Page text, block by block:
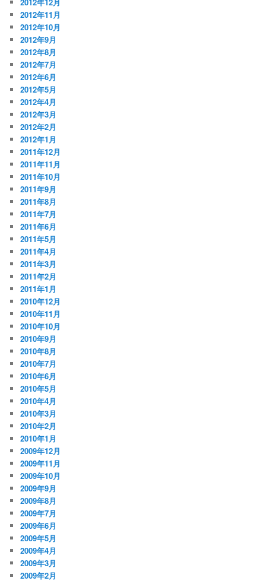
2012年12月
2012年11月
2012年10月
2012年9月
2012年8月
2012年7月
2012年6月
2012年5月
2012年4月
2012年3月
2012年2月
2012年1月
2011年12月
2011年11月
2011年10月
2011年9月
2011年8月
2011年7月
2011年6月
2011年5月
2011年4月
2011年3月
2011年2月
2011年1月
2010年12月
2010年11月
2010年10月
2010年9月
2010年8月
2010年7月
2010年6月
2010年5月
2010年4月
2010年3月
2010年2月
2010年1月
2009年12月
2009年11月
2009年10月
2009年9月
2009年8月
2009年7月
2009年6月
2009年5月
2009年4月
2009年3月
2009年2月